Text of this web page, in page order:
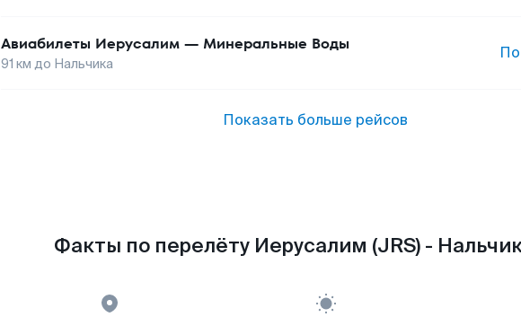
Авиабилеты Иерусалим — Минеральные Воды
91 км до Нальчика
Показать больше рейсов
Факты по перелёту Иерусалим (JRS) -